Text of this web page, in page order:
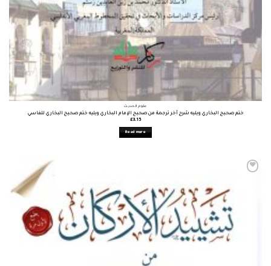
علوم الحديث
ختم صحيح البخاري ويليه شرح آخر ترجمة من صحيح الإمام البخاري ويليه ختم صحيح البخاري للفاسي
£3.15
Read more